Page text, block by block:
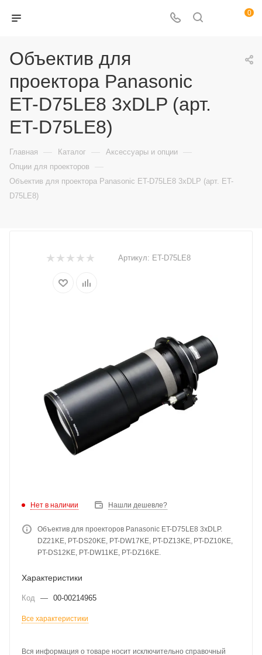
0
Объектив для
проектора Panasonic
ET-D75LE8 3xDLP (арт.
ET-D75LE8)
Главная — Каталог — Аксессуары и опции —
Опции для проекторов —
Объектив для проектора Panasonic ET-D75LE8 3xDLP (арт. ET-
D75LE8)
Артикул: ET-D75LE8
Нет в наличии Нашли дешевле?
Объектив для проекторов Panasonic ET-D75LE8 3xDLP.
DZ21KE, PT-DS20KE, PT-DW17KE, PT-DZ13KE, PT-DZ10KE,
PT-DS12KE, PT-DW11KE, PT-DZ16KE.
Характеристики
Код — 00-00214965
Все характеристики
Вся информация о товаре носит исключительно справочный